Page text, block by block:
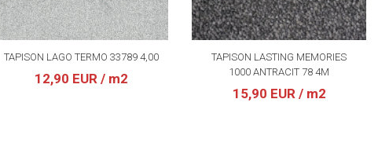
TAPISON LAGO TERMO 33789 4,00
12,90 EUR / m2
TAPISON LASTING MEMORIES
1000 ANTRACIT 78 4M
15,90 EUR / m2